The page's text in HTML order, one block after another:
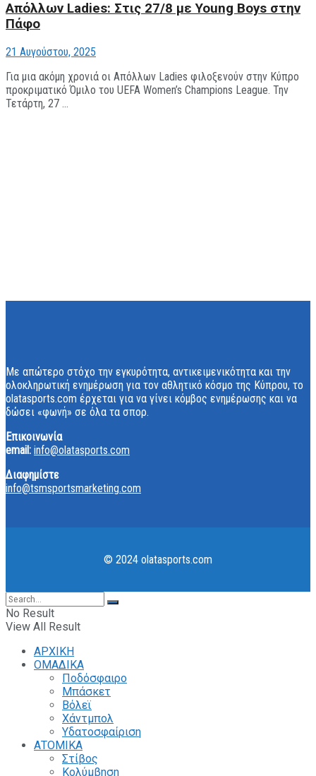
Απόλλων Ladies: Στις 27/8 με Young Boys στην
Πάφο
21 Αυγούστου, 2025
Για μια ακόμη χρονιά οι Απόλλων Ladies φιλοξενούν στην Κύπρο
προκριματικό Όμιλο του UEFA Women’s Champions League. Την
Τετάρτη, 27 ...
Με απώτερο στόχο την εγκυρότητα, αντικειμενικότητα και την
ολοκληρωτική ενημέρωση για τον αθλητικό κόσμο της Κύπρου, το
olatasports.com έρχεται για να γίνει κόμβος ενημέρωσης και να
δώσει «φωνή» σε όλα τα σπορ.
Επικοινωνία
email: info@olatasports.com
Διαφημίστε
info@tsmsportsmarketing.com
© 2024 olatasports.com
No Result
View All Result
ΑΡΧΙΚΗ
ΟΜΑΔΙΚΑ
Ποδόσφαιρο
Μπάσκετ
Βόλεϊ
Χάντμπολ
Υδατοσφαίριση
ΑΤΟΜΙΚΑ
Στίβος
Κολύμβηση